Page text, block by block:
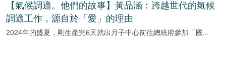
【氣候調適。他們的故事】黃品涵：跨越世代的氣候
調適工作，源自於「愛」的理由
2024年的盛夏，剛生產完6天就出月子中心前往總統府參加「國...